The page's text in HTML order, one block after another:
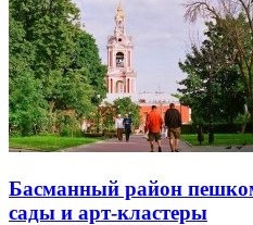
Басманный район
сады и арт-кластеры